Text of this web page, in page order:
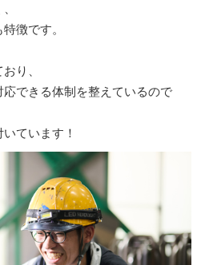
徴です。
り、
応できる体制を整えているので
ています！